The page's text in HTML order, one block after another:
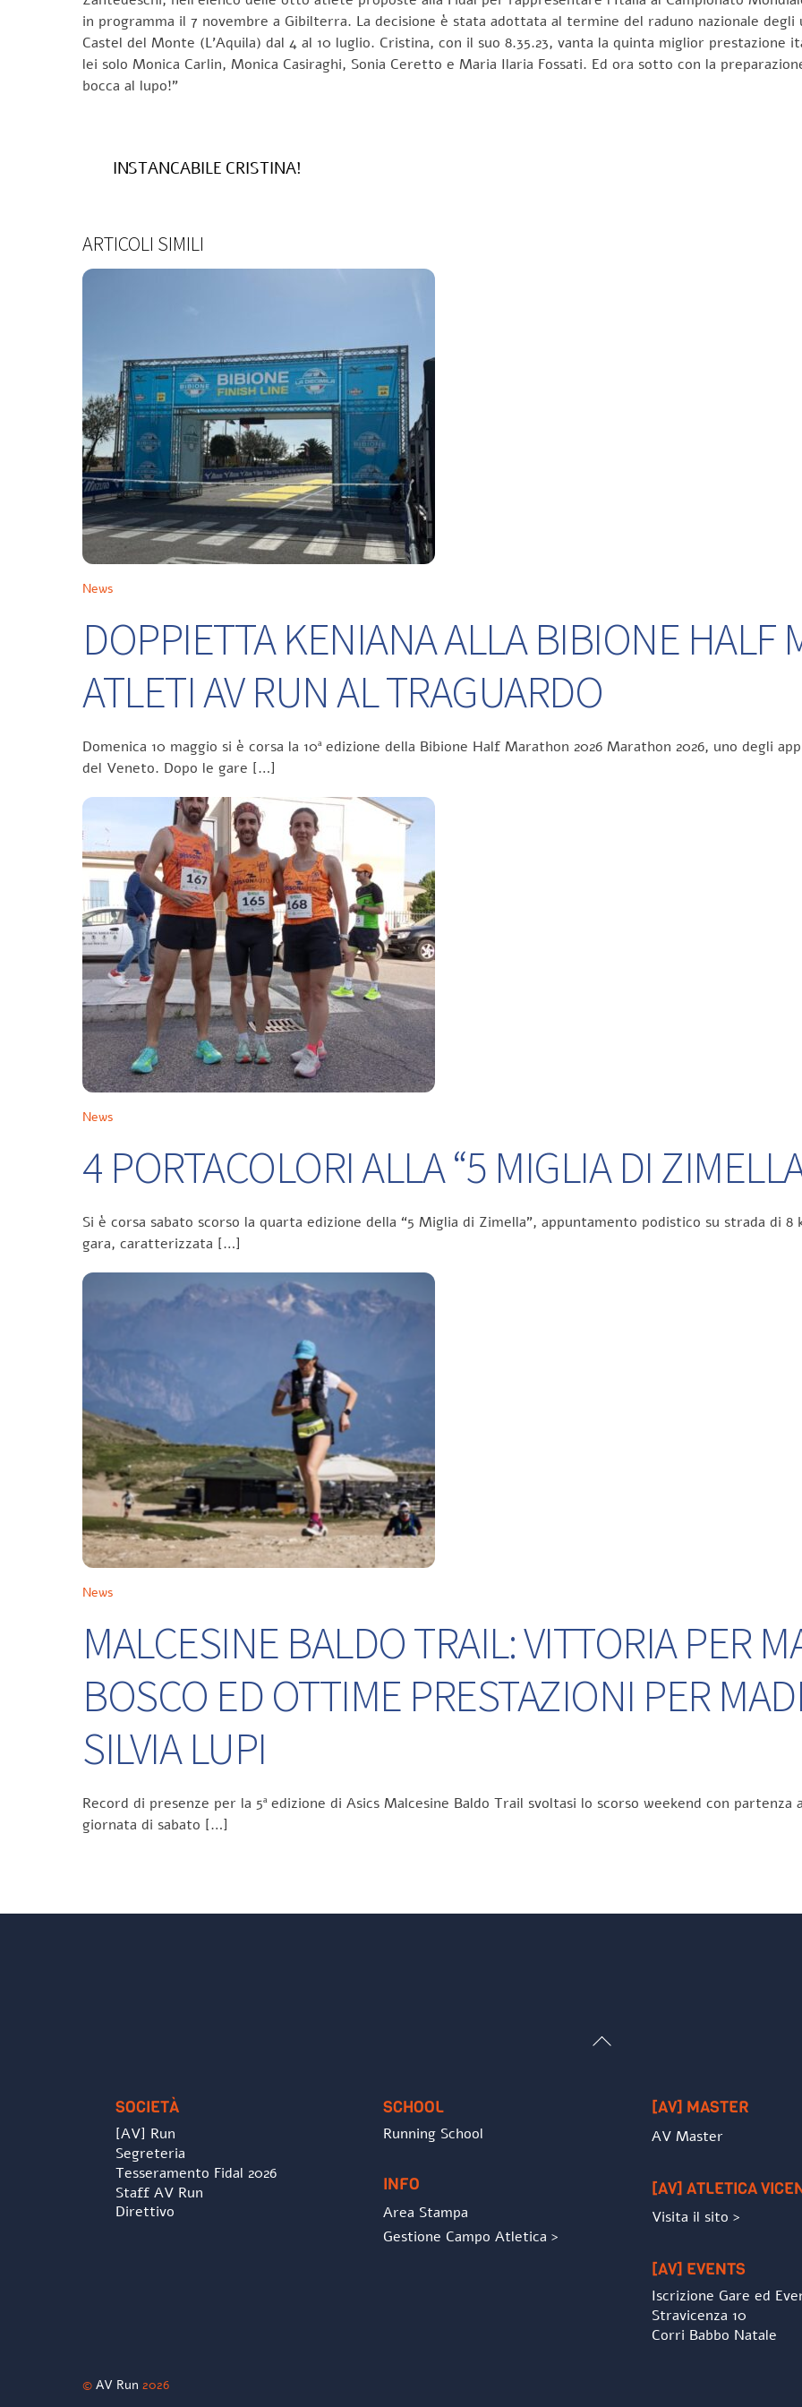
in programma il 7 novembre a Gibilterra. La decisione è stata adottata al termine del raduno nazionale
Castel del Monte (L’Aquila) dal 4 al 10 luglio. Cristina, con il suo 8.35.23, vanta la quinta miglior prestazione
lei solo Monica Carlin, Monica Casiraghi, Sonia Ceretto e Maria Ilaria Fossati. Ed ora sotto con la
bocca al lupo!”
INSTANCABILE CRISTINA!
ARTICOLI SIMILI
News
DOPPIETTA KENIANA ALLA BIBIONE HALF
ATLETI AV RUN AL TRAGUARDO
Domenica 10 maggio si è corsa la 10ª edizione della Bibione Half Marathon 2026 Marathon 2026, uno degli
del Veneto. Dopo le gare […]
News
4 PORTACOLORI ALLA “5 MIGLIA DI
Si è corsa sabato scorso la quarta edizione della “5 Miglia di Zimella”, appuntamento podistico su strada di
gara, caratterizzata […]
News
MALCESINE BALDO TRAIL: VITTORIA PER
BOSCO ED OTTIME PRESTAZIONI PER
SILVIA LUPI
Record di presenze per la 5ª edizione di Asics Malcesine Baldo Trail svoltasi lo scorso weekend con
giornata di sabato […]
Back
SOCIETÀ
[AV] Run
Segreteria
Tesseramento Fidal 2026
Staff AV Run
Direttivo
SCHOOL
Running School
INFO
Area Stampa
Gestione Campo Atletica >
[AV] MASTER
AV Master
[AV] ATLETICA
Visita il sito >
[AV] EVENTS
Iscrizione Gare ed
Stravicenza 10
Corri Babbo Natale
© AV Run 2026